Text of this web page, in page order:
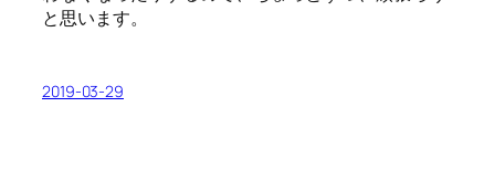
と思います。
2019-03-29